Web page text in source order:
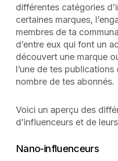
différentes catégories
certaines marques,
membres de ta
d’entre eux qui font un
découvert une marque
l’une de tes
nombre de tes abonnés.
Voici un aperçu des
d’influenceurs et de
Nano-influenceurs